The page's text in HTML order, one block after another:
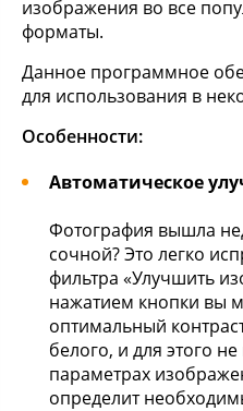
изображения во все
форматы.
Данное программное
для использования в
Особенности:
Автоматическое
Фотография вышла
сочной? Это легко
фильтра «Улучшить
нажатием кнопки вы
оптимальный
белого, и для этого
параметрах
определит